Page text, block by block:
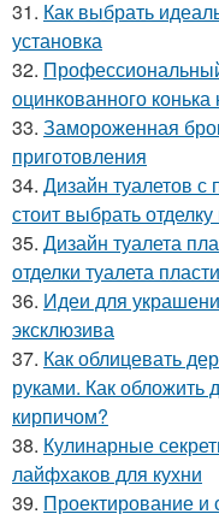
31. Как выбрать
установка
32.
оцинкованного
33. Замороженная
приготовления
34. Дизайн туалетов
стоит выбрать
35. Дизайн туалета
отделки туалета
36. Идеи для
эксклюзива
37. Как облицевать
руками. Как
кирпичом?
38. Кулинарные
лайфхаков для кухни
39. Проектирование и